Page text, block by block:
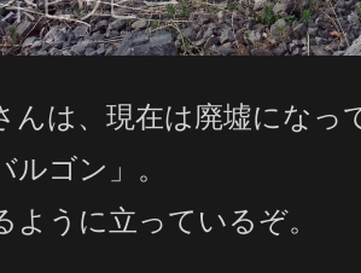
んは、現在は廃墟になっ
ルゴン」。
ように立っているぞ。